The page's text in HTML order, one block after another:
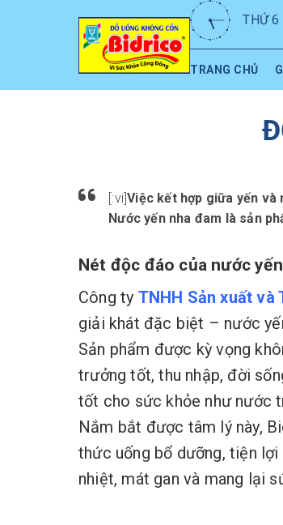
TRANG CHỦ
THỨ
[:vi]Việc kết hợp giữa yến
Nước yến nha đam là sản
Nét độc đáo của nước
Công ty TNHH Sản xuất và
giải khát đặc biệt – nước
Sản phẩm được kỳ vọng
trưởng tốt, thu nhập, đời
tốt cho sức khỏe như nước
Nắm bắt được tâm lý này,
thức uống bổ dưỡng, tiện
nhiệt, mát gan và mang lại